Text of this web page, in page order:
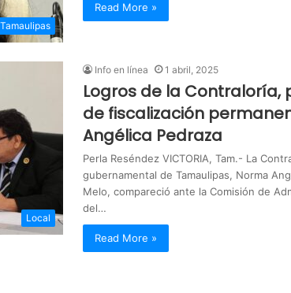
Tamaulipas
Read More »
Local
Info en línea 1 abril, 2025
Logros de la Contraloría,
de fiscalización
Angélica Pedraza
Perla Reséndez VICTORIA, Tam.- La
gubernamental de Tamaulipas, Norma
Melo, compareció ante la Comisión de
del…
Read More »